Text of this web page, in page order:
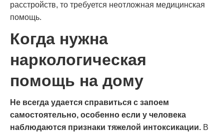
расстройств, то требуется неотложная медицинская
помощь.
Когда нужна
наркологическая
помощь на дому
Не всегда удается справиться с запоем
самостоятельно, особенно если у человека
наблюдаются признаки тяжелой интоксикации. В